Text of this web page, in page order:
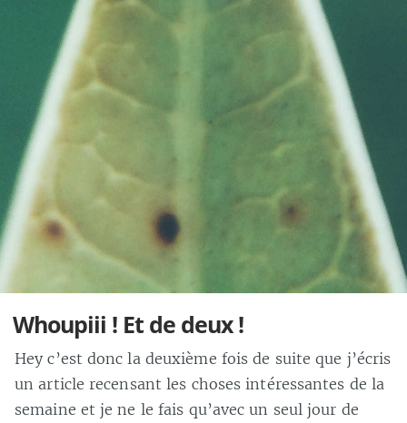
Whoupiii ! Et de deux !
Hey c’est donc la deuxième fois de suite que j’écris
un article recensant les choses intéressantes de la
semaine et je ne le fais qu’avec un seul jour de